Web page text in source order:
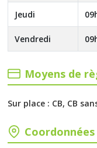
Jeudi
Vendredi
Moyens de
Sur place : CB, CB
Coordonnées